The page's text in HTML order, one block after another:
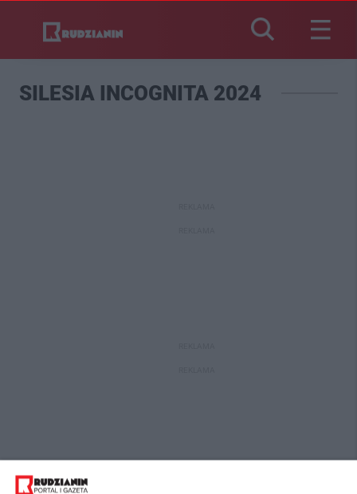
SILESIA INCOGNITA 2024